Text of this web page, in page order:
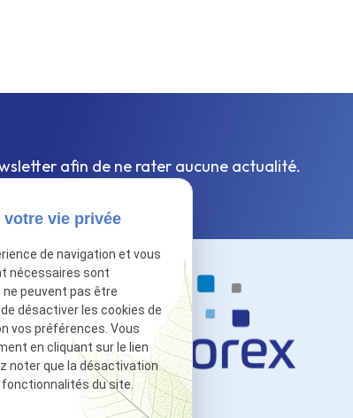
afin de ne rater aucune actualité.
votre vie privée
de navigation et vous
nécessaires sont
peuvent pas être
désactiver les cookies de
vos préférences. Vous
en cliquant sur le lien
noter que la désactivation
du site.